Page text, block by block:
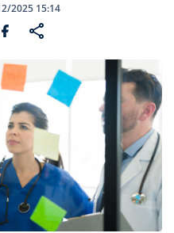
2025 15:14